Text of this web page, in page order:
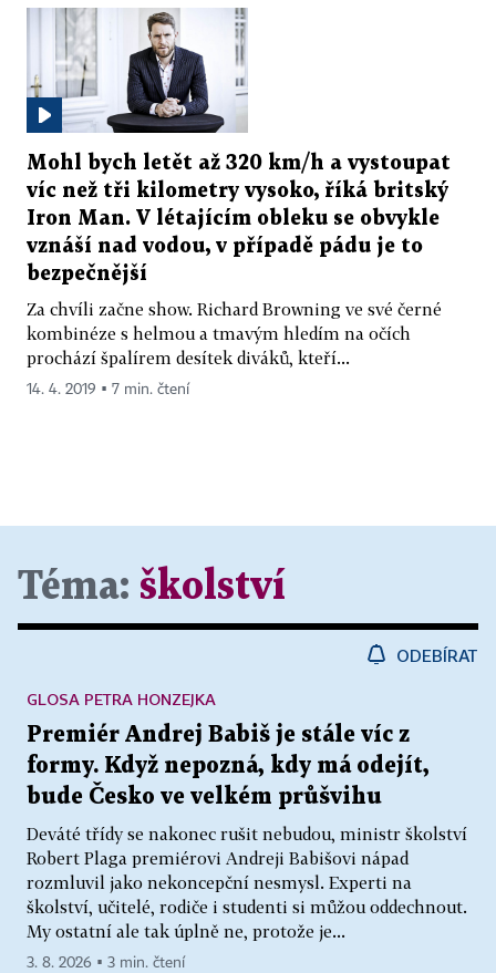
Mohl bych letět až 320 km/h a vystoupat
víc než tři kilometry vysoko, říká britský
Iron Man. V létajícím obleku se obvykle
vznáší nad vodou, v případě pádu je to
bezpečnější
Za chvíli začne show. Richard Browning ve své černé
kombinéze s helmou a tmavým hledím na očích
prochází špalírem desítek diváků, kteří...
14. 4. 2019 ▪ 7 min. čtení
Téma: školství
ODEBÍRAT
Premiér Andrej Babiš je stále víc z
formy. Když nepozná, kdy má odejít,
bude Česko ve velkém průšvihu
Deváté třídy se nakonec rušit nebudou, ministr školství
Robert Plaga premiérovi Andreji Babišovi nápad
rozmluvil jako nekoncepční nesmysl. Experti na
školství, učitelé, rodiče i studenti si můžou oddechnout.
My ostatní ale tak úplně ne, protože je...
GLOSA PETRA HONZEJKA
3. 8. 2026 ▪ 3 min. čtení